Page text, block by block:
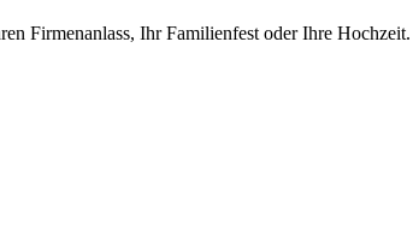
Firmenanlass, Ihr Familienfest oder Ihre